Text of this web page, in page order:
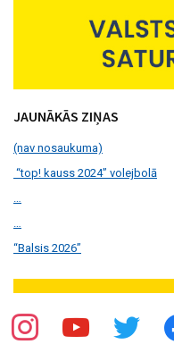
JAUNĀKĀS ZIŅAS
(nav nosaukuma)
“top! kauss 2024” volejbolā
…
…
“Balsis 2026”